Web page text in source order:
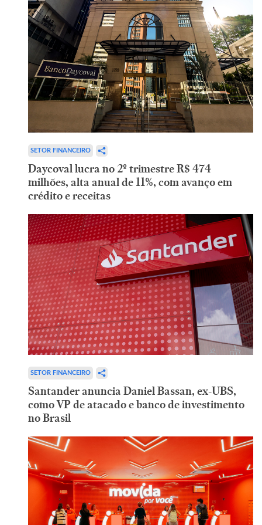
SETOR FINANCEIRO
Daycoval lucra no 2º trimestre R$ 474
milhões, alta anual de 11%, com avanço em
crédito e receitas
SETOR FINANCEIRO
Santander anuncia Daniel Bassan, ex-UBS,
como VP de atacado e banco de investimento
no Brasil